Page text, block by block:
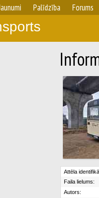
Palīdzība Forums
Attēla
Faila lielums:
Autors: